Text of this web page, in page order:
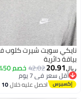
نايكي سويت شيرت كلوب
بياقة دائرية
ريال20.91
42.02خصم 50%
أقل سعر في 7 يوم
أقل سعر في 7 يوماحصل عليه خلال